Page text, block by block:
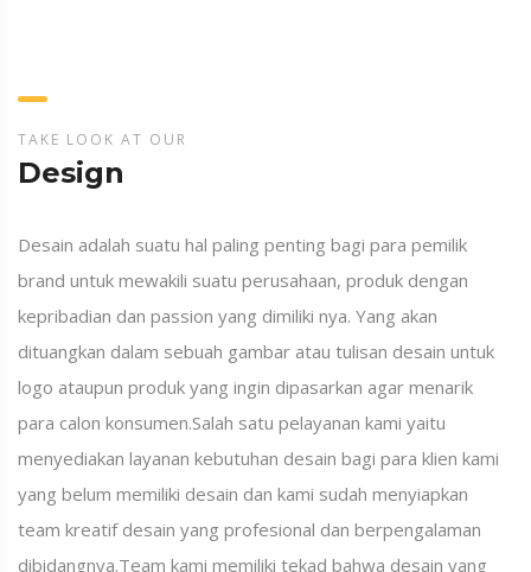
TAKE LOOK AT OUR
Design
Desain adalah suatu hal paling penting bagi para pemilik
brand untuk mewakili suatu perusahaan, produk dengan
kepribadian dan passion yang dimiliki nya. Yang akan
dituangkan dalam sebuah gambar atau tulisan desain untuk
logo ataupun produk yang ingin dipasarkan agar menarik
para calon konsumen.Salah satu pelayanan kami yaitu
menyediakan layanan kebutuhan desain bagi para klien kami
yang belum memiliki desain dan kami sudah menyiapkan
team kreatif desain yang profesional dan berpengalaman
dibidangnya.Team kami memiliki tekad bahwa desain yang